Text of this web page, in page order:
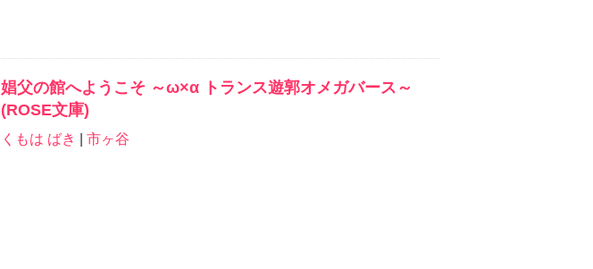
娼父の館へようこそ ～ω×α トランス遊郭オメガバース～
(ROSE文庫)
くもは ばき 市ヶ谷